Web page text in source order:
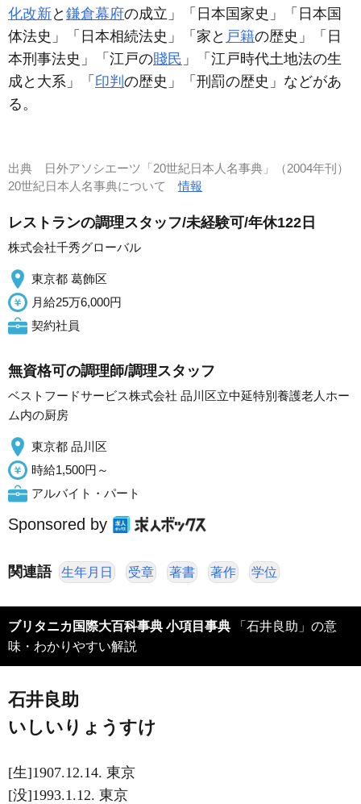
化改新と 鎌倉幕府の成立」「日本国家史」「日本国
体法史」「日本相続法史」「家と 戸籍の歴史」「日
本刑事法史」「江戸の賤民 」「江戸時代土地法の生
成と大系」「 印判 の歴史」「刑罰の歴史」などがあ
る。
出典
日外アソシエーツ「20世紀日本人名事典」（2004年刊）
20世紀日本人名事典について情報
レストランの調理スタッフ/未経験可/年休122日
株式会社千秀グローバル
東京都 葛飾区
月給25万6,000円
契約社員
無資格可の調理師/調理スタッフ
ベストフードサービス株式会社 品川区立中延特別養護老人ホー
ム内の厨房
東京都 品川区
時給1,500円～
アルバイト・パート
Sponsored by
関連語 生年月日 受章 著書 著作 学位
ブリタニカ国際大百科事典 小項目事典 「石井良助」の意
味・わかりやすい解説
石井良助
いしいりょうすけ
[生]1907.12.14. 東京
[没]1993.1.12. 東京